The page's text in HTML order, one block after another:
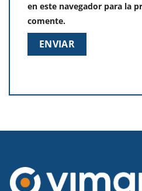
en este navegador para la
comente.